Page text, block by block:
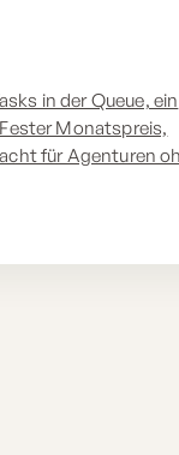
in der Queue, ein
Monatspreis,
für Agenturen